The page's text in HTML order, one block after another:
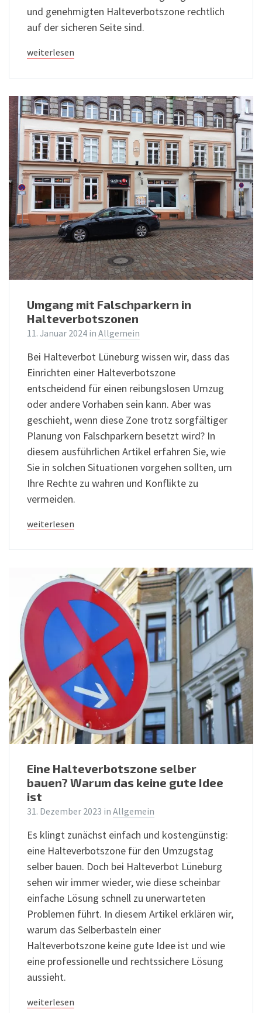
und genehmigten Halteverbotszone rechtlich
auf der sicheren Seite sind.
weiterlesen
Umgang mit Falschparkern in
Halteverbotszonen
11. Januar 2024 in Allgemein
Bei Halteverbot Lüneburg wissen wir, dass das
Einrichten einer Halteverbotszone
entscheidend für einen reibungslosen Umzug
oder andere Vorhaben sein kann. Aber was
geschieht, wenn diese Zone trotz sorgfältiger
Planung von Falschparkern besetzt wird? In
diesem ausführlichen Artikel erfahren Sie, wie
Sie in solchen Situationen vorgehen sollten, um
Ihre Rechte zu wahren und Konflikte zu
vermeiden.
weiterlesen
Eine Halteverbotszone selber
bauen? Warum das keine gute Idee
ist
31. Dezember 2023 in Allgemein
Es klingt zunächst einfach und kostengünstig:
eine Halteverbotszone für den Umzugstag
selber bauen. Doch bei Halteverbot Lüneburg
sehen wir immer wieder, wie diese scheinbar
einfache Lösung schnell zu unerwarteten
Problemen führt. In diesem Artikel erklären wir,
warum das Selberbasteln einer
Halteverbotszone keine gute Idee ist und wie
eine professionelle und rechtssichere Lösung
aussieht.
weiterlesen